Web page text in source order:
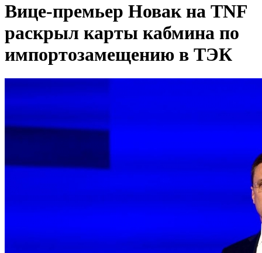
Вице-премьер Новак на TNF
раскрыл карты кабмина по
импортозамещению в ТЭК